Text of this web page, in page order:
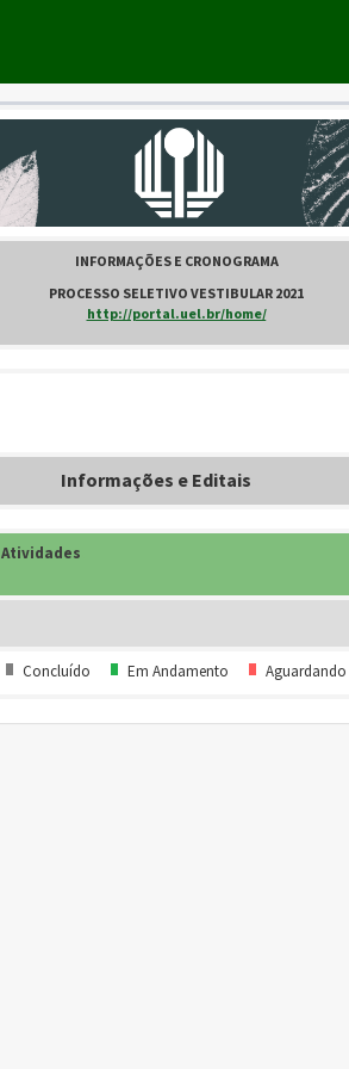
INFORMAÇÕES E CRONOGRAMA.
PROCESSO SELETIVO VESTIBULAR 2021
http://portal.uel.br/home/.
Informações e Editais
Atividades
Concluído Em Andamento Aguardando